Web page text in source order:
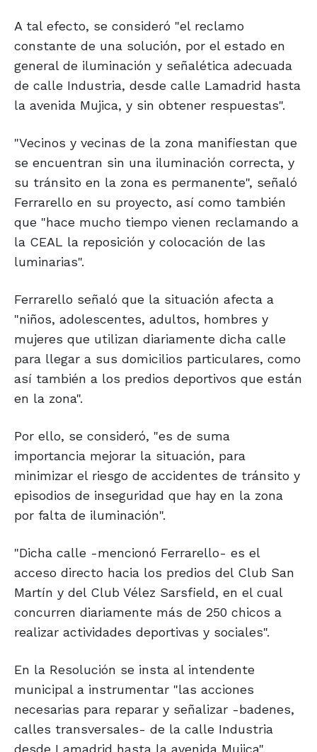
A tal efecto, se consideró "el reclamo
constante de una solución, por el estado en
general de iluminación y señalética adecuada
de calle Industria, desde calle Lamadrid hasta
la avenida Mujica, y sin obtener respuestas".
"Vecinos y vecinas de la zona manifiestan que
se encuentran sin una iluminación correcta, y
su tránsito en la zona es permanente", señaló
Ferrarello en su proyecto, así como también
que "hace mucho tiempo vienen reclamando a
la CEAL la reposición y colocación de las
luminarias".
Ferrarello señaló que la situación afecta a
"niños, adolescentes, adultos, hombres y
mujeres que utilizan diariamente dicha calle
para llegar a sus domicilios particulares, como
así también a los predios deportivos que están
en la zona".
Por ello, se consideró, "es de suma
importancia mejorar la situación, para
minimizar el riesgo de accidentes de tránsito y
episodios de inseguridad que hay en la zona
por falta de iluminación".
"Dicha calle -mencionó Ferrarello- es el
acceso directo hacia los predios del Club San
Martín y del Club Vélez Sarsfield, en el cual
concurren diariamente más de 250 chicos a
realizar actividades deportivas y sociales".
En la Resolución se insta al intendente
municipal a instrumentar "las acciones
necesarias para reparar y señalizar -badenes,
calles transversales- de la calle Industria